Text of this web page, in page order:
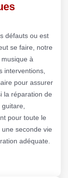
défauts ou est
se faire, notre
à
interventions,
pour assurer
la réparation de
pour toute le
seconde vie
adéquate.